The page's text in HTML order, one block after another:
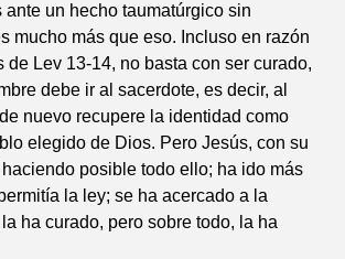
ante un hecho taumatúrgico sin
mucho más que eso. Incluso en razón
de Lev 13-14, no basta con ser curado,
debe ir al sacerdote, es decir, al
nuevo recupere la identidad como
elegido de Dios. Pero Jesús, con su
posible todo ello; ha ido más
la ley; se ha acercado a la
ha curado, pero sobre todo, la ha